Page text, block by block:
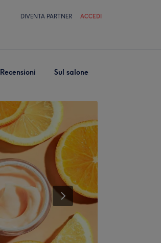
DIVENTA PARTNER ACCEDI
Recensioni Sul salone